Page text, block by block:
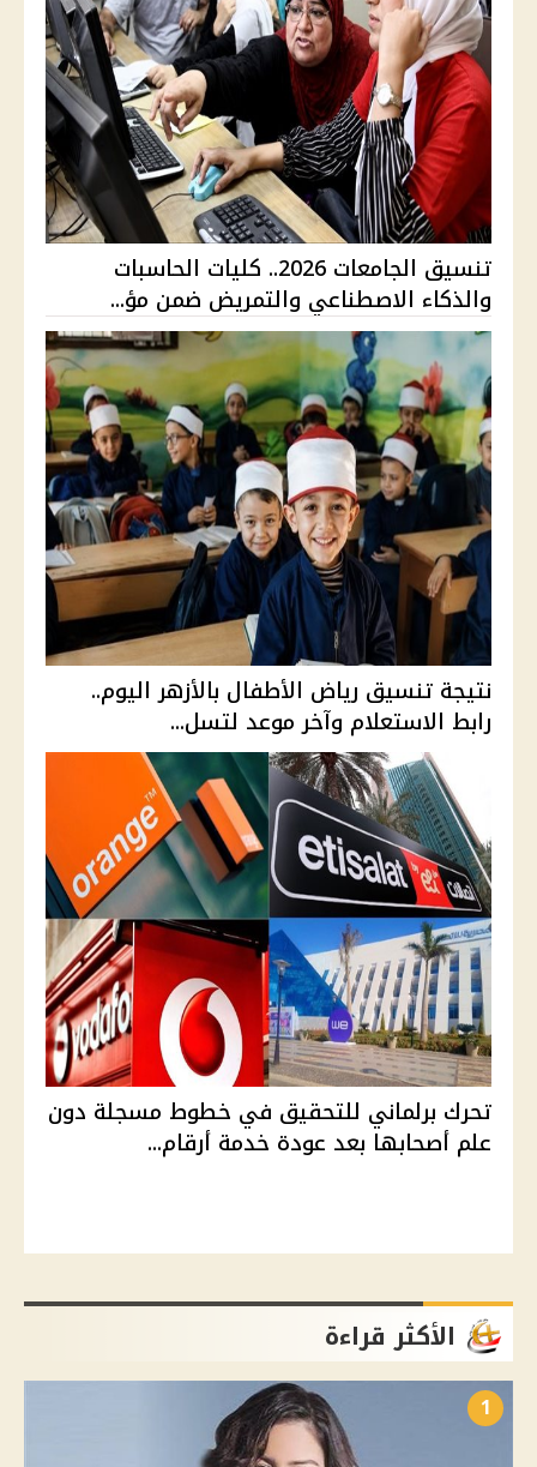
تنسيق الجامعات 2026.. كليات الحاسبات
والذكاء الاصطناعي والتمريض ضمن مؤ...
نتيجة تنسيق رياض الأطفال بالأزهر اليوم..
رابط الاستعلام وآخر موعد لتسل...
تحرك برلماني للتحقيق في خطوط مسجلة دون
علم أصحابها بعد عودة خدمة أرقام...
الأكثر قراءة
1